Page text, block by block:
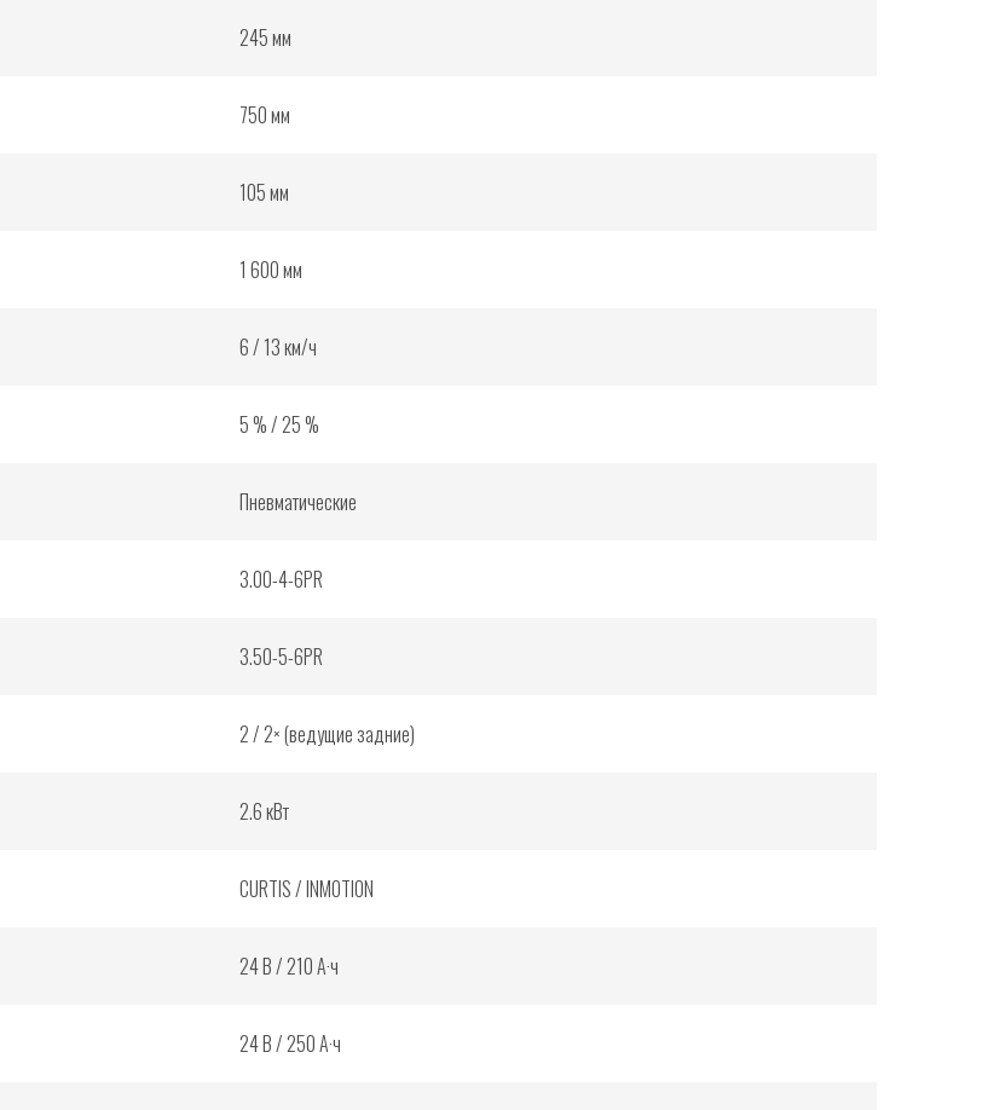
245 мм
750 мм
105 мм
1 600 мм
6 / 13 км/ч
5 % / 25 %
Пневматические
3.00-4-6PR
3.50-5-6PR
2 / 2× (ведущие задние)
2.6 кВт
CURTIS / INMOTION
24 В / 210 А·ч
24 В / 250 А·ч